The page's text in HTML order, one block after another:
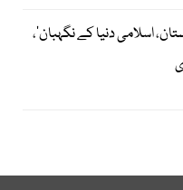
اسلامی دنیا کے نگہبان’،